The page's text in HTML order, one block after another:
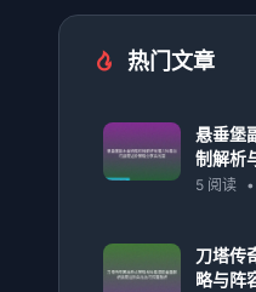
热门文章
悬垂堡
制解析
巧指南
5 阅读 •
刀塔传
略与阵